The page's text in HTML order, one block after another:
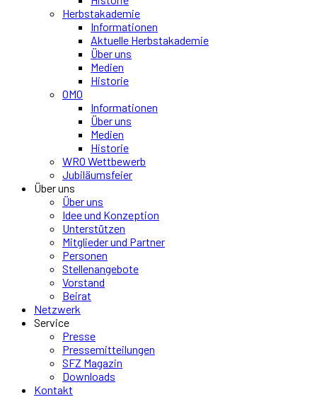
Herbstakademie
Informationen
Aktuelle Herbstakademie
Über uns
Medien
Historie
OMO
Informationen
Über uns
Medien
Historie
WRO Wettbewerb
Jubiläumsfeier
Über uns
Über uns
Idee und Konzeption
Unterstützen
Mitglieder und Partner
Personen
Stellenangebote
Vorstand
Beirat
Netzwerk
Service
Presse
Pressemitteilungen
SFZ Magazin
Downloads
Kontakt